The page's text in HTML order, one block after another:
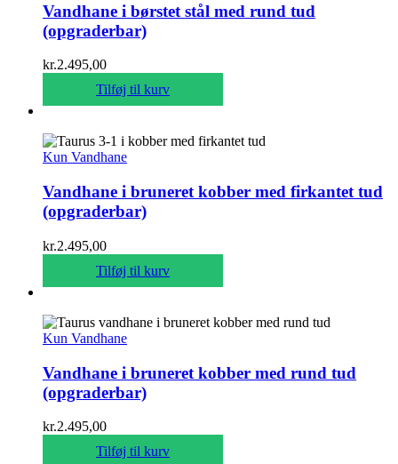
Vandhane i børstet stål med rund tud
(opgraderbar)
kr.2.495,00
Tilføj til kurv
Kun Vandhane
Vandhane i bruneret kobber med firkantet tud
(opgraderbar)
kr.2.495,00
Tilføj til kurv
Kun Vandhane
Vandhane i bruneret kobber med rund tud
(opgraderbar)
kr.2.495,00
Tilføj til kurv